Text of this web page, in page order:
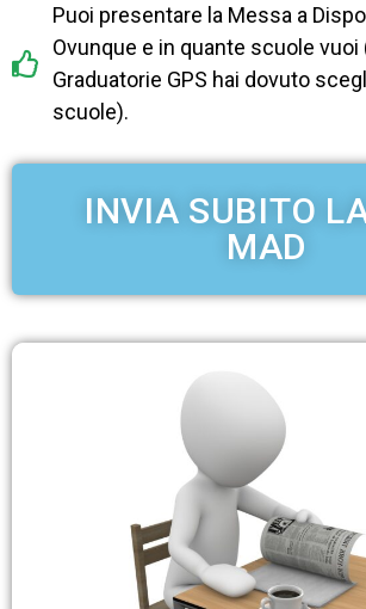
Puoi presentare la Messa a
Ovunque e in quante scuole vuoi
Graduatorie GPS hai dovuto
scuole).
INVIA SUBITO
MAD